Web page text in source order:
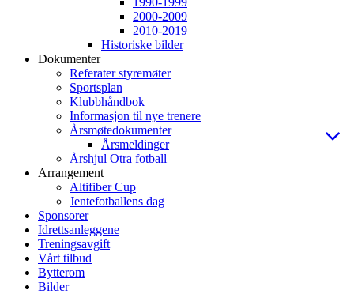
2000-2009
2010-2019
Historiske bilder
Dokumenter
Referater styremøter
Sportsplan
Klubbhåndbok
Informasjon til nye trenere
Årsmøtedokumenter
Årsmeldinger
Årshjul Otra fotball
Arrangement
Altifiber Cup
Jentefotballens dag
Sponsorer
Idrettsanleggene
Treningsavgift
Vårt tilbud
Bytterom
Bilder